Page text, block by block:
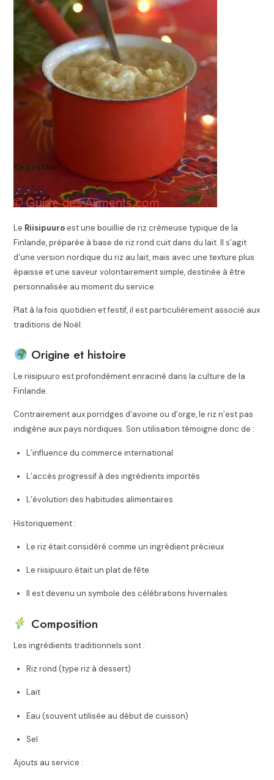
Le Riisipuuroest une bouillie de riz crémeuse typique de la
Finlande, préparée à base de riz rond cuit dans du lait. Il s’agit
d’une version nordique du riz au lait, mais avec une texture plus
épaisse et une saveur volontairement simple, destinée à être
personnalisée au moment du service.
Plat à la fois quotidien et festif, il est particulièrement associé aux
traditions de Noël.
Origine et histoire
Le riisipuuro est profondément enraciné dans la culture de la
Finlande.
Contrairement aux porridges d’avoine ou d’orge, le riz n’est pas
indigène aux pays nordiques. Son utilisation témoigne donc de :
L’influence du commerce international
L’accès progressif à des ingrédients importés
L’évolution des habitudes alimentaires
Historiquement :
Le riz était considéré comme un ingrédient précieux
Le riisipuuro était un plat de fête
Il est devenu un symbole des célébrations hivernales
Composition
Les ingrédients traditionnels sont :
Riz rond (type riz à dessert)
Lait
Eau (souvent utilisée au début de cuisson)
Sel
Ajouts au service :